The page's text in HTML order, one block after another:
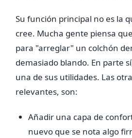
Su función principal no es la
cree. Mucha gente piensa
para "arreglar" un colchón
demasiado blando. En parte
una de sus utilidades. Las
relevantes, son:
Añadir una capa de
nuevo que se nota algo